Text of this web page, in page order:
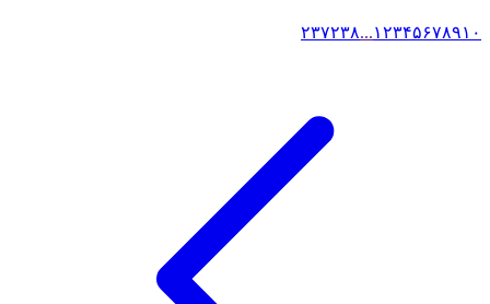
۱۲۳۴۵۶۷۸۹۱۰ ... ۲۳۷۲۳۸